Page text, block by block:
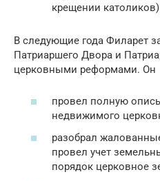
крещении
В следующие года Филарет
Патриаршего Двора и
церковными реформами. Он
провел полную
недвижимого
разобрал
провел учет
порядок церковное